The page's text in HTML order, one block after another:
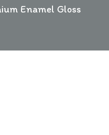
Enamel Gloss